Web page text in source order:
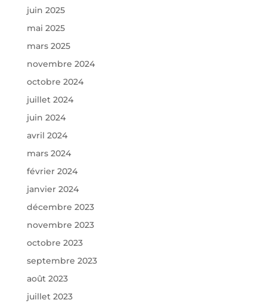
juin 2025
mai 2025
mars 2025
novembre 2024
octobre 2024
juillet 2024
juin 2024
avril 2024
mars 2024
février 2024
janvier 2024
décembre 2023
novembre 2023
octobre 2023
septembre 2023
août 2023
juillet 2023